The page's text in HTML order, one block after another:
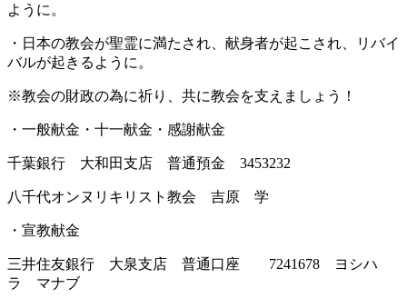
ように。
・日本の教会が聖霊に満たされ、献身者が起こされ、リバイ
バルが起きるように。
※教会の財政の為に祈り、共に教会を支えましょう！
・一般献金・十一献金・感謝献金
千葉銀行 大和田支店 普通預金 3453232
八千代オンヌリキリスト教会 吉原 学
・宣教献金
三井住友銀行 大泉支店 普通口座 7241678 ヨシハ
ラ マナブ